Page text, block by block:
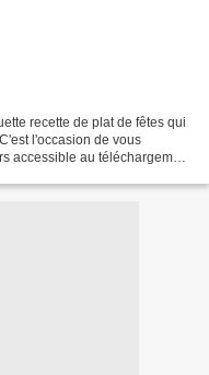
recette de plat de fêtes qui
l'occasion de vous
accessible au téléchargement